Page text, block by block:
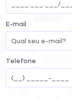
E-mail
Telefone